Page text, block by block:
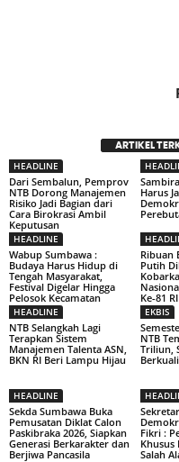
ARTIKEL
HEADLINE
Dari Sembalun, Pemprov
NTB Dorong Manajemen
Risiko Jadi Bagian dari
Cara Birokrasi Ambil
Keputusan
Harus
HEADLINE
Wabup Sumbawa :
Budaya Harus Hidup di
Tengah Masyarakat,
Festival Digelar Hingga
Pelosok Kecamatan
Ribuan
Putih
Ke-81 RI
HEADLINE
NTB Selangkah Lagi
Terapkan Sistem
Manajemen Talenta ASN,
BKN RI Beri Lampu Hijau
EKBIS
NTB
Triliun,
HEADLINE
Sekda Sumbawa Buka
Pemusatan Diklat Calon
Paskibraka 2026, Siapkan
Generasi Berkarakter dan
Berjiwa Pancasila
Fikri :
Khusus
Salah